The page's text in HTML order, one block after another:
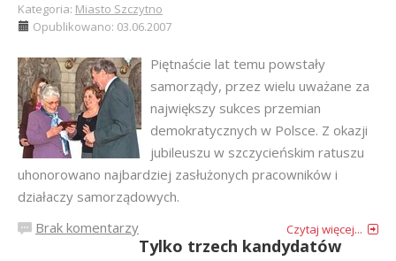
Kategoria: Miasto Szczytno
Opublikowano: 03.06.2007
Piętnaście lat temu powstały
samorządy, przez wielu uważane za
największy sukces przemian
demokratycznych w Polsce. Z okazji
jubileuszu w szczycieńskim ratuszu
uhonorowano najbardziej zasłużonych pracowników i
działaczy samorządowych.
Brak komentarzy
Czytaj więcej...
Tylko trzech kandydatów